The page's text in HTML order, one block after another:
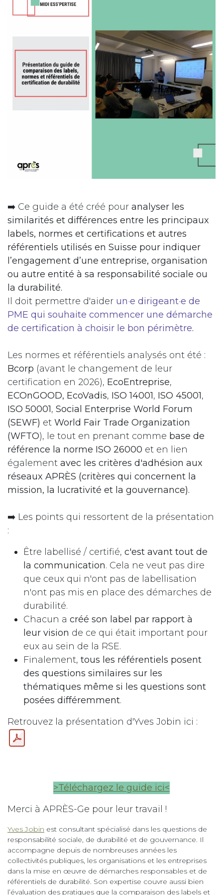
➡️ Ce guide a été créé pour analyser les
similarités et différences entre les principaux
labels, normes et certifications et autres
référentiels utilisés en Suisse pour indiquer
l’engagement d’une entreprise, organisation
ou autre entité à sa responsabilité sociale ou
la durabilité.
Il doit permettre d'aider un·e dirigeant·e de
PME qui souhaite commencer une démarche
de certification à choisir le bon périmètre.
Les normes et référentiels analysés ont été :
Bcorp (avant le changement de leur
certification en 2026), EcoEntreprise,
ECOnGOOD, EcoVadis, ISO 14001, ISO 45001,
ISO 50001, Social Enterprise World Forum
(SEWF) et World Fair Trade Organization
(WFTO), le tout en prenant comme base de
référence la norme ISO 26000 et en lien
également avec les critères d'adhésion aux
réseaux APRÈS (critères qui concernent la
mission, la lucrativité et la gouvernance).
➡️ Les points qui ressortent de la présentation
:
Être labellisé / certifié, c'est avant tout de
la communication. Cela ne veut pas dire
que ceux qui n'ont pas de labellisation
n'ont pas mis en place des démarches de
durabilité.
Chacun a créé son label par rapport à
leur vision de ce qui était important pour
eux au sein de la RSE.
Finalement, tous les référentiels posent
des questions similaires sur les
thématiques même si les questions sont
posées différemment.
Retrouvez la présentation d'Yves Jobin ici :
>Téléchargez le guide ici<
Merci à APRÈS-Ge pour leur travail !
Yves Jobin est consultant spécialisé dans les questions de
responsabilité sociale, de durabilité et de gouvernance. Il
accompagne depuis de nombreuses années les
collectivités publiques, les organisations et les entreprises
dans la mise en œuvre de démarches responsables et de
référentiels de durabilité. Son expertise couvre aussi bien
l’évaluation des pratiques que la comparaison des labels et